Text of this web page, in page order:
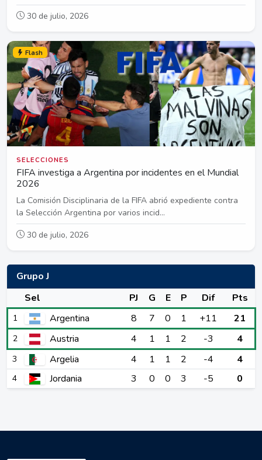
30 de julio, 2026
Flash
SELECCIONES
FIFA investiga a Argentina por incidentes en el Mundial
2026
La Comisión Disciplinaria de la FIFA abrió expediente contra
la Selección Argentina por varios incid...
30 de julio, 2026
Grupo J
Sel
PJ G E P Dif Pts
1 Argentina 8 7 0 1 +11 21
2 Austria 4 1 1 2 -3 4
3 Argelia 4 1 1 2 -4 4
4 Jordania 3 0 0 3 -5 0